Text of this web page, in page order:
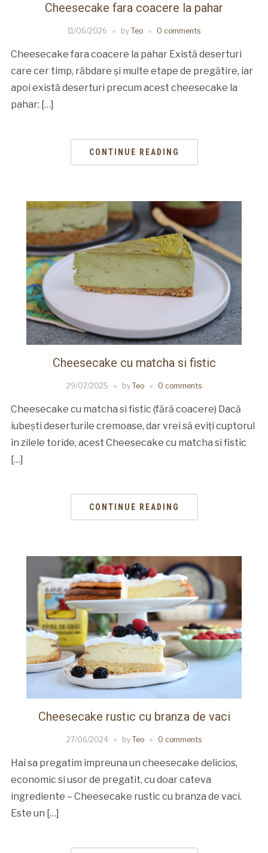
Cheesecake fara coacere la pahar
11/06/2026 by Teo 0 comments
Cheesecake fara coacere la pahar Există deserturi
care cer timp, răbdare și multe etape de pregătire, iar
apoi există deserturi precum acest cheesecake la
pahar: […]
CONTINUE READING
Cheesecake cu matcha si fistic
29/07/2025 by Teo 0 comments
Cheesecake cu matcha si fistic (fără coacere) Dacă
iubești deserturile cremoase, dar vrei să eviți cuptorul
în zilele toride, acest Cheesecake cu matcha si fistic
[…]
CONTINUE READING
Cheesecake rustic cu branza de vaci
27/06/2024 by Teo 0 comments
Hai sa pregatim impreuna un cheesecake delicios,
economic si usor de pregatit, cu doar cateva
ingrediente – Cheesecake rustic cu branza de vaci.
Este un […]